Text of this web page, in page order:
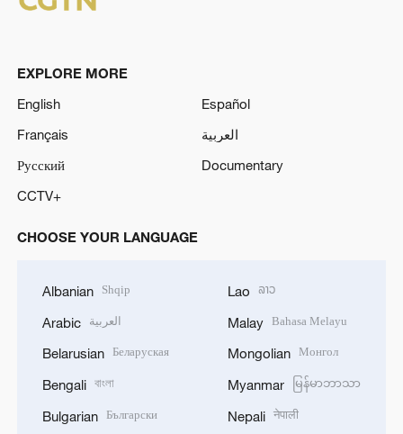
EXPLORE MORE
English
Español
Français
العربية
Русский
Documentary
CCTV+
CHOOSE YOUR LANGUAGE
Albanian Shqip
Arabic العربية
Belarusian Беларуская
Bengali বাংলা
Bulgarian Български
Lao ລາວ
Malay Bahasa Melayu
Mongolian Монгол
Myanmar မြန်မာဘာသာ
Nepali नेपाली